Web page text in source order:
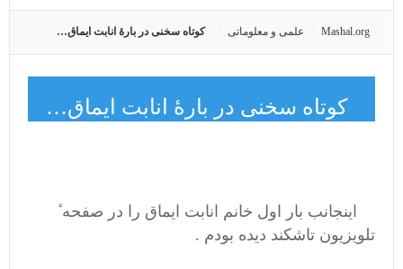
Mashal.org علمی و معلوماتی کوتاه سخنی در بارهٔ انابت ایماق…
کوتاه سخنی در بارهٔ انابت ایماق…
اینجانب بار اول خانم انابت ایماق را در صفحه ٔ
تلویزیون تاشکند دیده بودم .